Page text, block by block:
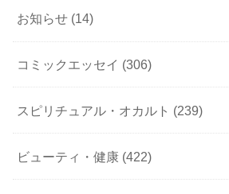
お知らせ (14)
コミックエッセイ (306)
スピリチュアル・オカルト (239)
ビューティ・健康 (422)